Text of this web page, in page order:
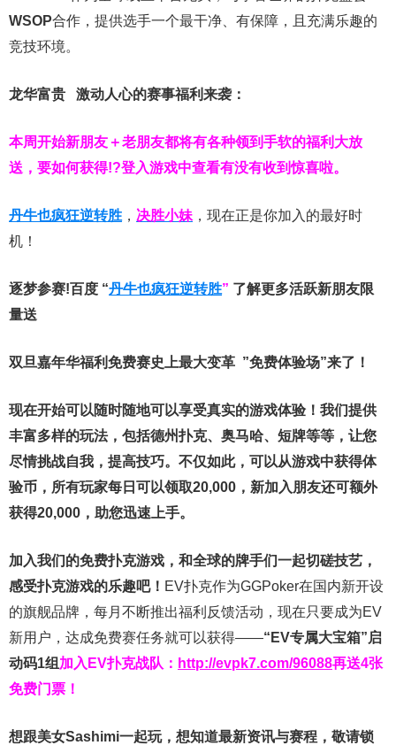
WSOP合作，提供选手一个最干净、有保障，且充满乐趣的
竞技环境。
龙华富贵 激动人心的赛事福利来袭：
本周开始新朋友＋老朋友都将有各种领到手软的福利大放
送，要如何获得!?登入游戏中查看有没有收到惊喜啦。
丹牛也疯狂逆转胜 ， 决胜小妹 ，现在正是你加入的最好时
机！
逐梦参赛!百度 “丹牛也疯狂逆转胜” 了解更多活跃新朋友限
量送
双旦嘉年华福利免费赛史上最大变革 ”免费体验场”来了！
现在开始可以随时随地可以享受真实的游戏体验！我们提供
丰富多样的玩法，包括德州扑克、奥马哈、短牌等等，让您
尽情挑战自我，提高技巧。不仅如此， 可以从游戏中获得体
验币，所有玩家每日可以领取20,000，新加入朋友还可额外
获得20,000，助您迅速上手。
加入我们的免费扑克游戏，和全球的牌手们一起切磋技艺，
感受扑克游戏的乐趣吧！ EV扑克作为GGPoker在国内新开设
的旗舰品牌，每月不断推出福利反馈活动，现在只要成为EV
新用户，达成免费赛任务就可以获得——“EV专属大宝箱”启
动码1组 加入EV扑克战队： http://evpk7.com/96088再送4张
免费门票！
想跟美女Sashimi一起玩， 想知道最新资讯与赛程， 敬请锁